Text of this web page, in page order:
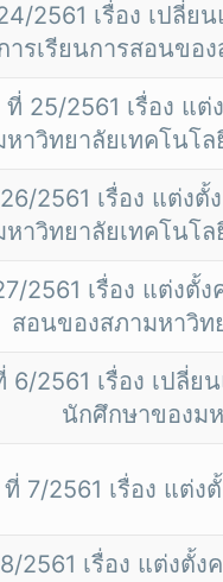
2561 เรื่อง เปลี่
ารเรียนการสอนขอ
25/2561 เรื่อง แ
หาวิทยาลัยเทคโนโ
2561 เรื่อง แต่ง
หาวิทยาลัยเทคโนโ
2561 เรื่อง แต่งตั้
สอนของสภามหาวิท
2561 เรื่อง เปลี่
นักศึกษาของม
7/2561 เรื่อง แต่
2561 เรื่อง แต่งตั้